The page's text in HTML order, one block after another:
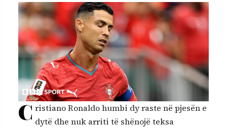
C ristiano Ronaldo humbi dy raste në pjesën e
dytë dhe nuk arriti të shënojë teksa